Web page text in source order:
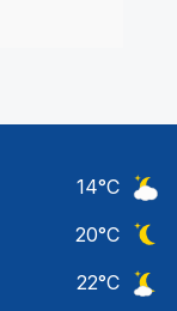
14°C
20°C
22°C